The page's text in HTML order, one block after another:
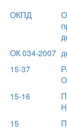
ОКПД
ОК 034-2007
15-37
15-16
15